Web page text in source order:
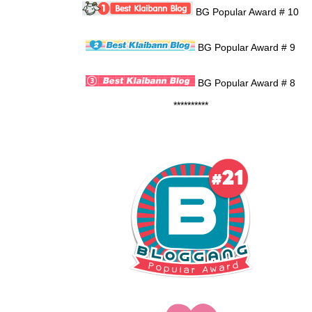
BG Popular Award # 10
BG Popular Award # 9
BG Popular Award # 8
**********